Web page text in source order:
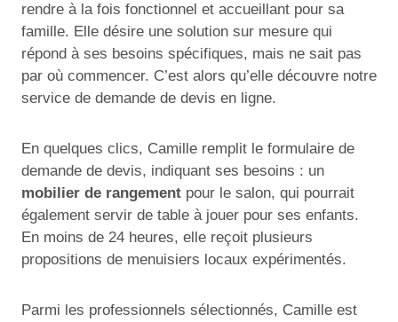
rendre à la fois fonctionnel et accueillant pour sa
famille. Elle désire une solution sur mesure qui
répond à ses besoins spécifiques, mais ne sait pas
par où commencer. C’est alors qu’elle découvre notre
service de demande de devis en ligne.
En quelques clics, Camille remplit le formulaire de
demande de devis, indiquant ses besoins : un
mobilier de rangement pour le salon, qui pourrait
également servir de table à jouer pour ses enfants.
En moins de 24 heures, elle reçoit plusieurs
propositions de menuisiers locaux expérimentés.
Parmi les professionnels sélectionnés, Camille est